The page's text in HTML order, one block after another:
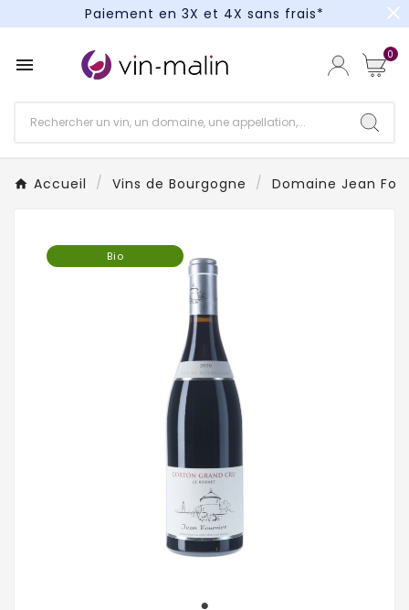
Paiement en 3X et 4X sans frais*
Paiement en 3X et 4X sans frais*
close
 0
Accueil Vins de Bourgogne Domaine Jean
Bio